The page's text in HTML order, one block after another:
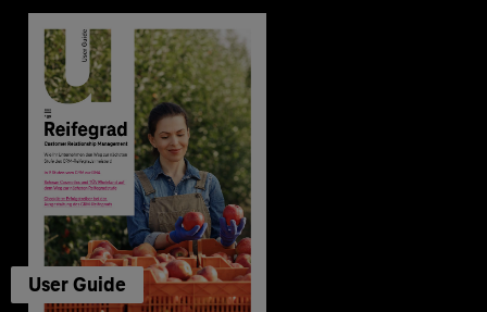
User Guide